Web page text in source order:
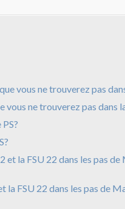
ne trouverez pas dans
la FSU 22 dans les pas de